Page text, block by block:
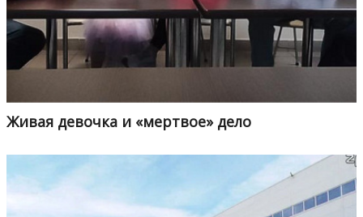
Живая девочка и «мертвое» дело